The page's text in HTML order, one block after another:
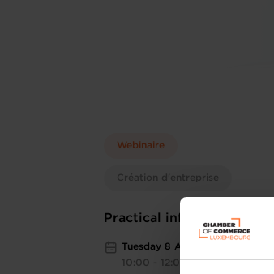
Webinaire
Création d'entreprise
Practical information
Tuesday 8 Aug 2023
10:00 - 12:00